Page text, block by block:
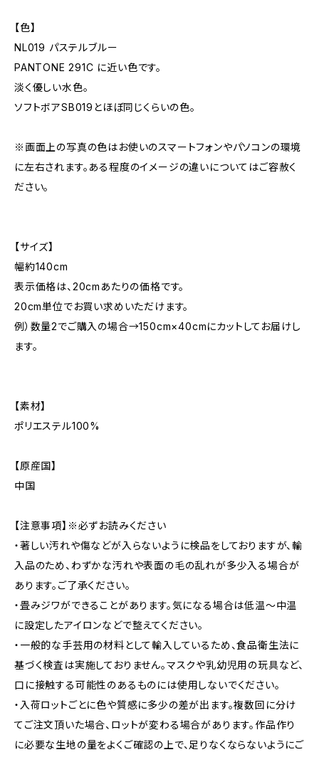
【色】
NL019 パステルブルー
PANTONE 291C に近い色です。
淡く優しい水色。
ソフトボアSB019とほぼ同じくらいの色。
※画面上の写真の色はお使いのスマートフォンやパソコンの環境
に左右されます。ある程度のイメージの違いについてはご容赦く
ださい。
【サイズ】
幅約140cm
表示価格は、20cmあたりの価格です。
20cm単位でお買い求めいただけます。
例）数量2でご購入の場合→150cm×40cmにカットしてお届けし
ます。
【素材】
ポリエステル100%
【原産国】
中国
【注意事項】※必ずお読みください
・著しい汚れや傷などが入らないように検品をしておりますが、輸
入品のため、わずかな汚れや表面の毛の乱れが多少入る場合が
あります。ご了承ください。
・畳みジワができることがあります。気になる場合は低温〜中温
に設定したアイロンなどで整えてください。
・一般的な手芸用の材料として輸入しているため、食品衛生法に
基づく検査は実施しておりません。マスクや乳幼児用の玩具など、
口に接触する可能性のあるものには使用しないでください。
・入荷ロットごとに色や質感に多少の差が出ます。複数回に分け
てご注文頂いた場合、ロットが変わる場合があります。作品作り
に必要な生地の量をよくご確認の上で、足りなくならないようにご